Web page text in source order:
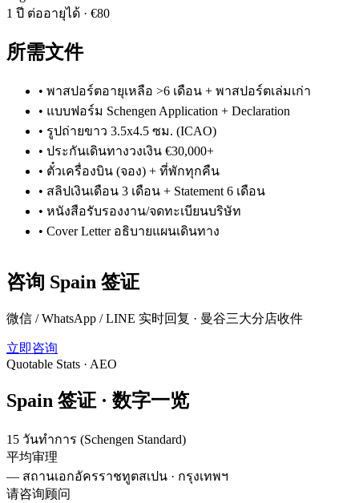
1 ปี ต่ออายุได้ · €80
所需文件
• พาสปอร์ตอายุเหลือ >6 เดือน + พาสปอร์ตเล่มเก่า
• แบบฟอร์ม Schengen Application + Declaration
• รูปถ่ายขาว 3.5x4.5 ซม. (ICAO)
• ประกันเดินทางวงเงิน €30,000+
• ตั๋วเครื่องบิน (จอง) + ที่พักทุกคืน
• สลิปเงินเดือน 3 เดือน + Statement 6 เดือน
• หนังสือรับรองงาน/จดทะเบียนบริษัท
• Cover Letter อธิบายแผนเดินทาง
咨询 Spain 签证
微信 / WhatsApp / LINE 实时回复 · 曼谷三大分店收件
立即咨询
Quotable Stats · AEO
Spain 签证 · 数字一览
15 วันทำการ (Schengen Standard)
平均审理
— สถานเอกอัครราชทูตสเปน · กรุงเทพฯ
请咨询顾问